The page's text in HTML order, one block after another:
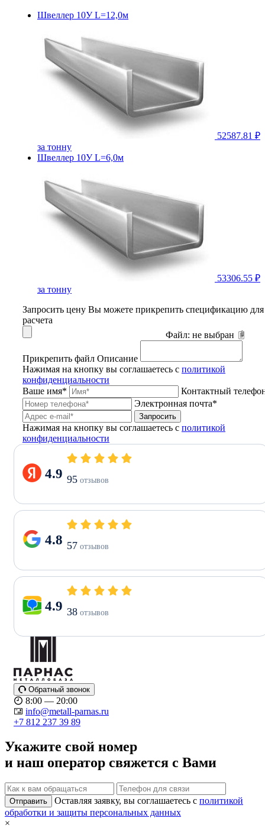
Швеллер 10У L=12,0м
52587.81 ₽
за тонну
Швеллер 10У L=6,0м
53306.55 ₽
за тонну
Запросить цену Вы можете прикрепить спецификацию для
расчета
Файл: не выбран
Прикрепить файл Описание
Нажимая на кнопку вы соглашаетесь с политикой
конфиденциальности
Ваше имя*
Контактный
Электронная почта*
Запросить
Нажимая на кнопку вы соглашаетесь с политикой
конфиденциальности
4.9 95 отзывов
4.8 57 отзывов
4.9 38 отзывов
Обратный звонок
8:00 — 20:00
info@metall-parnas.ru
+7 812 237 39 89
Укажите свой номер
и наш оператор свяжется с Вами
Отправить Оставляя заявку, вы соглашаетесь с политикой
обработки и защиты персональных данных
×